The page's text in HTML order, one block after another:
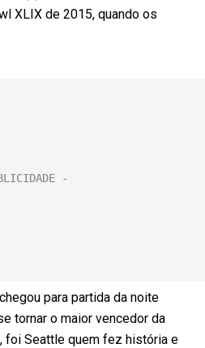
XLIX de 2015, quando os
para partida da noite
tornar o maior vencedor da
foi Seattle quem fez história e